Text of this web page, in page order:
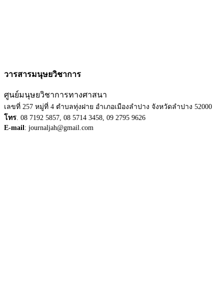
วารสารมนุษยวิชาการ
ศูนย์มนุษยวิชาการทางศาสนา
เลขที่ 257 หมู่ที่ 4 ตำบลทุ่งฝาย อำเภอเมืองลำปาง จังหวัดลำปาง 52000
โทร . 08 7192 5857, 08 5714 3458, 09 2795 9626
E-mail : journaljah@gmail.com